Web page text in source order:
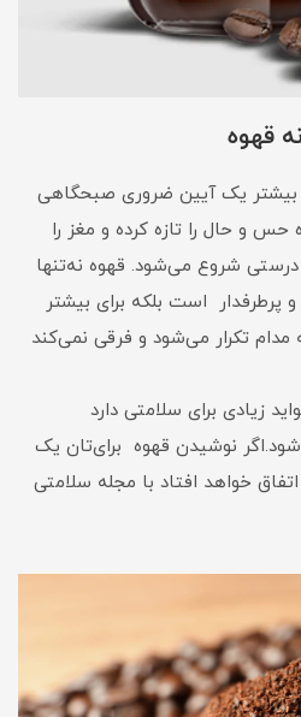
بیشتر یک آیین ضروری صبحگاهی
و حال را تازه کرده و مغز را
درستی شروع می‌شود. قهوه نه‌تنها
است بلکه برای بیشتر
مدام تکرار می‌شود و فرقی نمی‌کند
زیادی برای سلامتی دارد
نوشیدن قهوه برای‌تان یک
خواهد افتاد با مجله سلامتی